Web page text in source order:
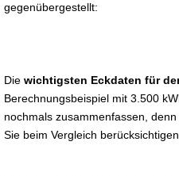
gegenübergestellt:
Die wichtigsten Eckdaten für
Berechnungsbeispiel mit 3.500
nochmals zusammenfassen,
Sie beim Vergleich